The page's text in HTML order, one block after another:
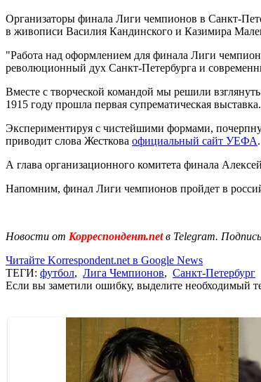
Организаторы финала Лиги чемпионов в Санкт-
в живописи Василия Кандинского и Казимира
"Работа над оформлением для финала Лиги
революционный дух Санкт-Петербурга и
Вместе с творческой командой мы решили
1915 году прошла первая супрематическая выставка.
Экспериментируя с чистейшими формами,
приводит слова Жесткова официальный сайт УЕФА.
А глава организационного комитета финала
Напомним, финал Лиги чемпионов пройдет в
Новости от Корреспондент.netв Telegram.
Читайте Korrespondent.net в Google News
ТЕГИ: футбол, Лига Чемпионов, Санкт-Петербург
Если вы заметили ошибку, выделите необходимый